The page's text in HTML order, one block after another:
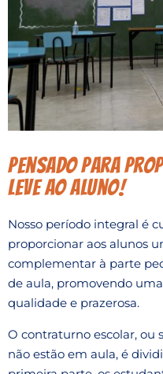
Pensado para
leve ao aluno!
Nosso período integral é
proporcionar aos alunos
complementar à parte
de aula, promovendo
qualidade e prazerosa.
O contraturno escolar, ou
não estão em aula, é